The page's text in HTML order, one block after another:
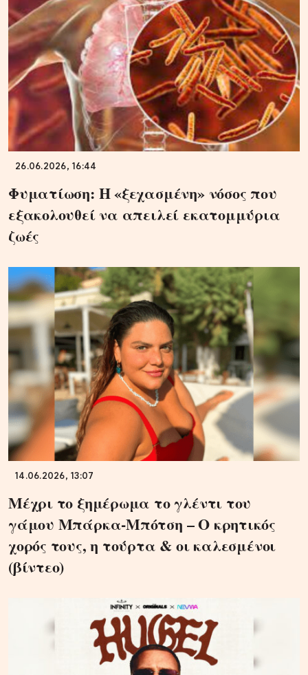
26.06.2026, 16:44
Φυματίωση: Η «ξεχασμένη» νόσος που
εξακολουθεί να απειλεί εκατομμύρια
ζωές
14.06.2026, 13:07
Μέχρι το ξημέρωμα το γλέντι του
γάμου Μπάρκα-Μπότση – Ο κρητικός
χορός τους, η τούρτα & οι καλεσμένοι
(βίντεο)